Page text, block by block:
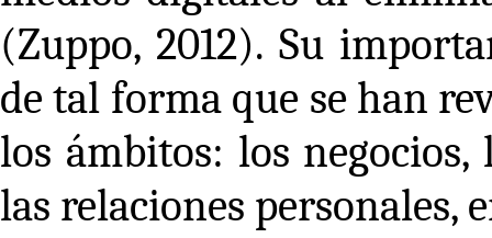
(Zuppo, 2012). Su
de tal forma que se han
los ámbitos: los
las relaciones personales,